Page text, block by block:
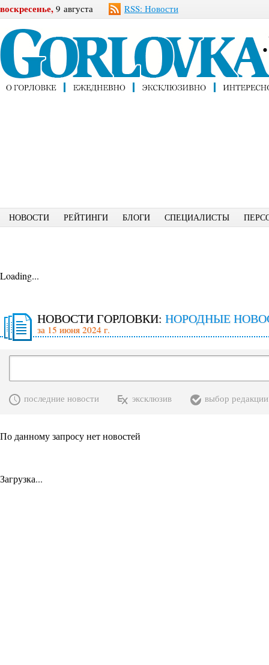
воскресенье, 9 августа RSS: Новости
НОВОСТИ РЕЙТИНГИ БЛОГИ СПЕЦИАЛИСТЫ
Loading...
НОВОСТИ ГОРЛОВКИ: НОРОДНЫЕ
за 15 июня 2024 г.
последние новости эксклюзив выбор редакции
По данному запросу нет новостей
Загрузка...